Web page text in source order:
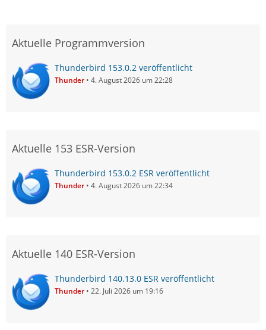
Aktuelle Programmversion
Thunderbird 153.0.2 veröffentlicht
Thunder 4. August 2026 um 22:28
Aktuelle 153 ESR-Version
Thunderbird 153.0.2 ESR veröffentlicht
Thunder 4. August 2026 um 22:34
Aktuelle 140 ESR-Version
Thunderbird 140.13.0 ESR veröffentlicht
Thunder 22. Juli 2026 um 19:16